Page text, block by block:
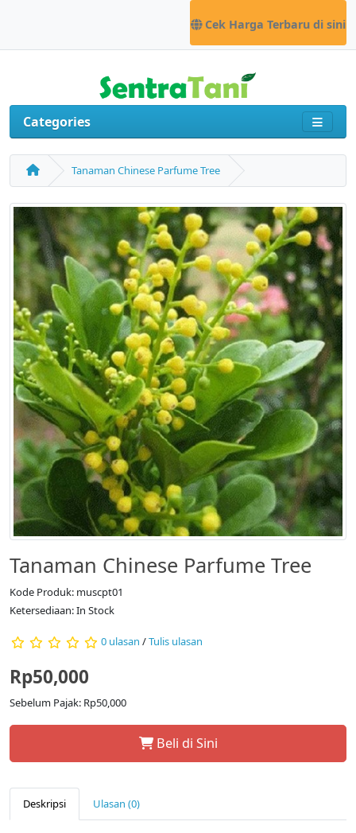
Cek Harga Terbaru di sini
Categories
Tanaman Chinese Parfume Tree
Tanaman Chinese Parfume Tree
Kode Produk: muscpt01
Ketersediaan: In Stock
0 ulasan /Tulis ulasan
Rp50,000
Sebelum Pajak: Rp50,000
Beli di Sini
Deskripsi Ulasan (0)